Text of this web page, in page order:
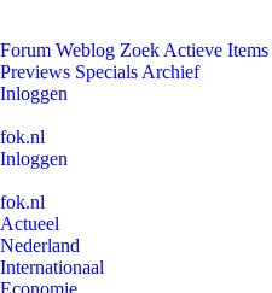
Forum Weblog Zoek Actieve Items
Previews Specials Archief
Inloggen
fok.nl
Inloggen
fok.nl
Actueel
Nederland
Internationaal
Economie